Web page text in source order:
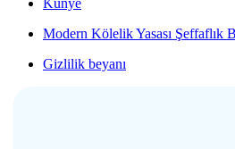
Künye
Modern Kölelik Yasası Şeffaflık
Gizlilik beyanı